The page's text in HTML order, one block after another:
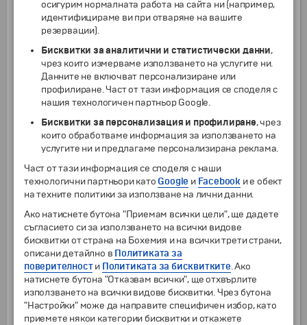
злато. Този лукс е достъпен не само за гостите на
хотела - съоръженията на „The Emirates Palace” са
намира също и небостъргачът Capital Gate, който е
признат за най-наклонената сграда в света. Освен
модерните лъскави и високи сгради с
разнообразни форми, в Абу Даби интерес
представляват и някои културни паметници:
Джамията Шейх Зайед – това е най-голямата
джамия в ОАЕ и третата по големина в света. Носи
името на основателя и първи президент на
страната - шейх Зайед бин Султан Ал Нахаян,
сграда може да побере до 40 000 поклонници.
Дворцовата крепост „Al Hosn” – крепостта е
наричана още Белия форт. Сградата е построена
1793 г. и е служела за резиденция на бившите
управници. В момента е музей с множество
експонати и исторически фотографии.
осигурим нормалната работа на сайта ни (например,
идентифицираме ви при отваряне на вашите
резервации).
Бисквитки за аналитични и статистически данни,
чрез които измерваме използването на услугите ни.
Данните не включват персонализиране или
профилиране. Част от тази информация се споделя с
нашия технологичен партньор Google.
Бисквитки за персонализация и профилиране, чрез
които обработваме информация за използването на
услугите ни и предлагаме персонализирана реклама.
Част от тази информация се споделя с наши
технологични партньори като Google и Facebook и е обект
на техните политики за използване на лични данни.
Ако натиснете бутона "Приемам всички цели", ще дадете
съгласието си за използването на всички видове
бисквитки от страна на Бохемия и на всички трети страни,
описани детайлно в Политиката за
поверителности Политиката за бисквитките. Ако
натиснете бутона "Отказвам всички", ще отхвърлите
използването на всички видове бисквитки. Чрез бутона
"Настройки" може да направите специфичен избор, като
приемете някои категории бисквитки и откажете